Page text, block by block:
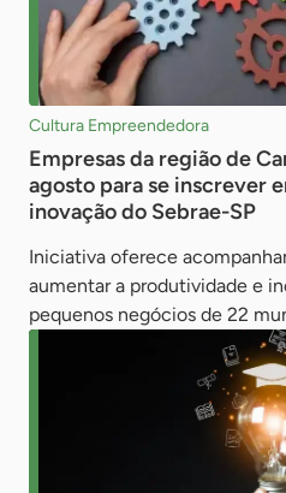
Cultura Empreendedora
Empresas da região de
agosto para se inscrever
inovação do Sebrae-SP
Iniciativa oferece
aumentar a produtividade e
pequenos negócios de 22